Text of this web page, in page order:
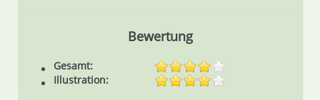
Bewertung
Gesamt:
Illustration: